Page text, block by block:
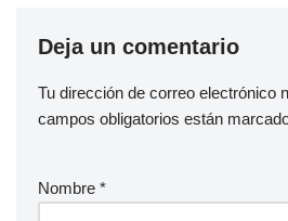
Deja un comentario
Tu dirección de correo electrónico
campos obligatorios están
Nombre *